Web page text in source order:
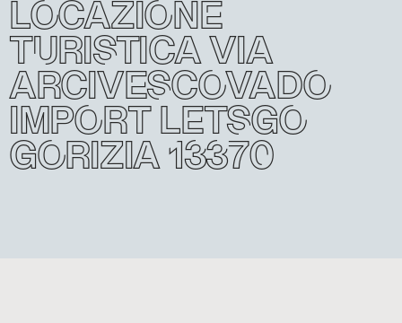
Locazione
Turistica Via
Arcivescovado
Import Letsgo
Gorizia 13370